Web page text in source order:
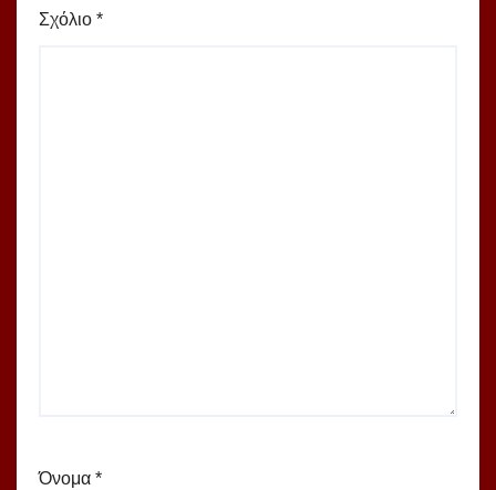
Σχόλιο *
Όνομα *